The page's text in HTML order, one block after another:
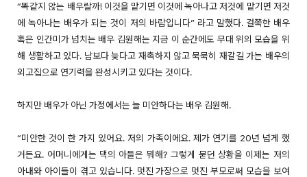
“똑같지 않는 배우랄까! 이것을 맡기면 이것에 녹아나고 저것에 맡기면 저것
에 녹아나는 배우가 되는 것이 저의 바람입니다” 라고 말했다. 걸쭉한 배우
혹은 인간미가 넘치는 배우 김원해는 지금 이 순간에도 무대 위의 모습을 위
해 생활하고 있다. 남보다 늦다고 재촉하지 않고 묵묵히 재갈길 가는 배우의
외고집으로 연기력을 완성시키고 있다는 것이다.
하지만 배우가 아닌 가정에서는 늘 미안하다는 배우 김원해.
“미안한 것이 한 가지 있어요. 저의 가족이에요. 제가 연기를 20년 넘게 했
거든요. 어머니에게는 댁의 아들은 뭐해? 그렇게 묻던 상황을 이제는 저의
아내와 아이들이 겪고 있습니다. 멋진 가장으로 멋진 부모로써 모습을 보여